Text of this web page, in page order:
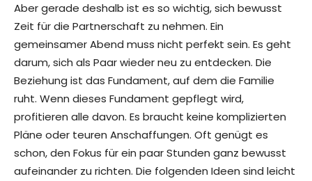
Aber gerade deshalb ist es so wichtig, sich bewusst
Zeit für die Partnerschaft zu nehmen. Ein
gemeinsamer Abend muss nicht perfekt sein. Es geht
darum, sich als Paar wieder neu zu entdecken. Die
Beziehung ist das Fundament, auf dem die Familie
ruht. Wenn dieses Fundament gepflegt wird,
profitieren alle davon. Es braucht keine komplizierten
Pläne oder teuren Anschaffungen. Oft genügt es
schon, den Fokus für ein paar Stunden ganz bewusst
aufeinander zu richten. Die folgenden Ideen sind leicht